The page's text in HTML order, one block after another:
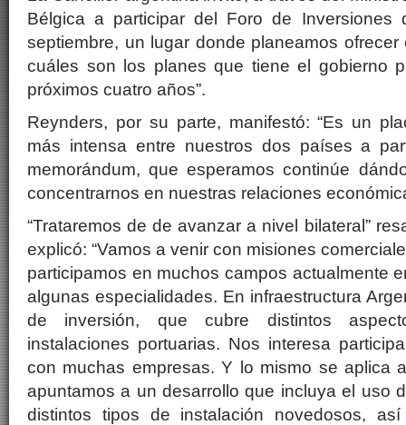
Bélgica a participar del Foro de
septiembre, un lugar donde planeamos
cuáles son los planes que tiene el gobierno
próximos cuatro años”.
Reynders, por su parte, manifestó: “Es un
más intensa entre nuestros dos países a
memorándum, que esperamos continúe
concentrarnos en nuestras relaciones
“Trataremos de de avanzar a nivel bilateral”
explicó: “Vamos a venir con misiones
participamos en muchos campos actualmente
algunas especialidades. En infraestructura
de inversión, que cubre distintos
instalaciones portuarias. Nos interesa
con muchas empresas. Y lo mismo se aplica
apuntamos a un desarrollo que incluya el uso
distintos tipos de instalación novedosos,